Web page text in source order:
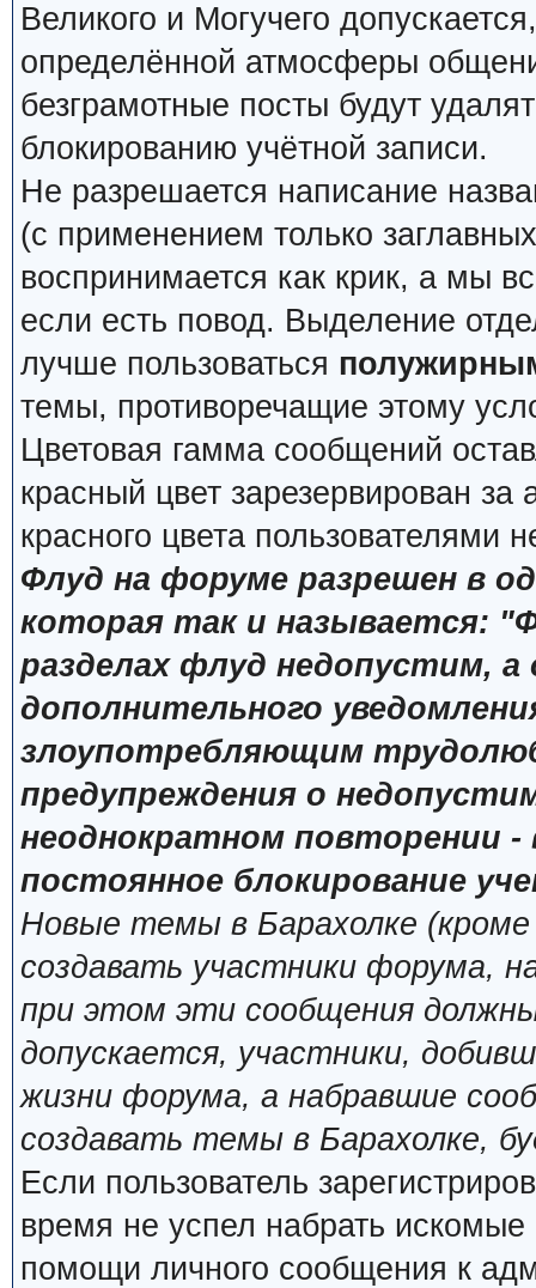
Великого и Могучего
определённой атмосферы
безграмотные посты будут
блокированию учётной записи.
Не разрешается написание
(с применением только
воспринимается как крик, а мы
если есть повод. Выделение
лучше пользоваться
темы, противоречащие этому
Цветовая гамма сообщений
красный цвет зарезервирован
красного цвета пользователями
Флуд на форуме разрешен в
которая так и называется:
разделах флуд недопустим,
дополнительного
злоупотребляющим
предупреждения о
неоднократном повторении
постоянное блокирование
Новые темы в Барахолке
создавать участники форума,
при этом эти сообщения
допускается, участники,
жизни форума, а набравшие
создавать темы в Барахолке,
Если пользователь
время не успел набрать
помощи личного сообщения к